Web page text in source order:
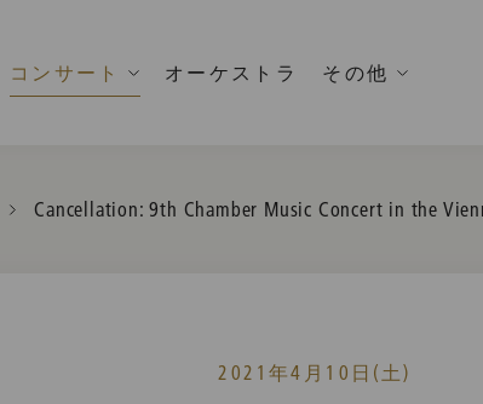
コンサート オーケストラ その他
Current:
Cancellation: 9th Chamber Music Concert in the
2021年4月10日(土)